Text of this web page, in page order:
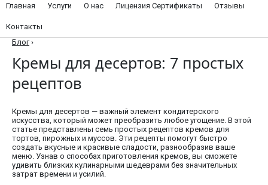
Главная Услуги О нас Лицензия Сертификаты Отзывы
Контакты
Блог ›
Кремы для десертов: 7 простых
рецептов
Кремы для десертов — важный элемент кондитерского
искусства, который может преобразить любое угощение. В этой
статье представлены семь простых рецептов кремов для
тортов, пирожных и муссов. Эти рецепты помогут быстро
создать вкусные и красивые сладости, разнообразив ваше
меню. Узнав о способах приготовления кремов, вы сможете
удивить близких кулинарными шедеврами без значительных
затрат времени и усилий.